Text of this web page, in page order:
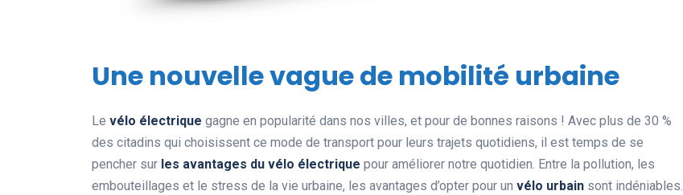
Une nouvelle vague de mobilité urbaine
Le vélo électrique gagne en popularité dans nos villes, et pour de bonnes raisons ! Avec plus de 30 %
des citadins qui choisissent ce mode de transport pour leurs trajets quotidiens, il est temps de se
pencher sur les avantages du vélo électrique pour améliorer notre quotidien. Entre la pollution, les
embouteillages et le stress de la vie urbaine, les avantages d’opter pour un vélo urbain sont indéniables.